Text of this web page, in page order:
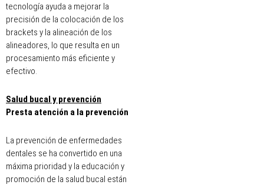
tecnología ayuda a mejorar la
precisión de la colocación de los
brackets y la alineación de los
alineadores, lo que resulta en un
procesamiento más eficiente y
efectivo.
Salud bucal y prevención
Presta atención a la prevención
La prevención de enfermedades
dentales se ha convertido en una
máxima prioridad y la educación y
promoción de la salud bucal están